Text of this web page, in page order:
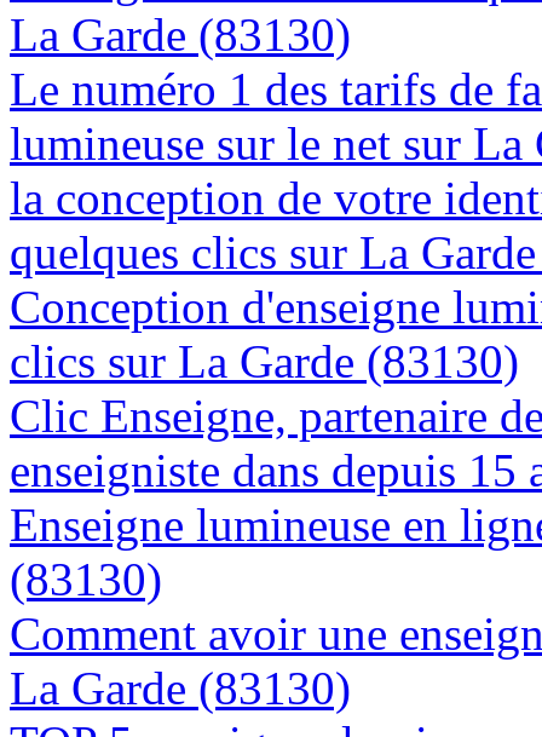
La Garde (83130)
Le numéro 1 des tarifs de
lumineuse sur le net sur La
la conception de votre
quelques clics sur La
Conception d'enseigne
clics sur La Garde (83130)
Clic Enseigne, partenaire
enseigniste dans depuis
Enseigne lumineuse en
(83130)
Comment avoir une
La Garde (83130)